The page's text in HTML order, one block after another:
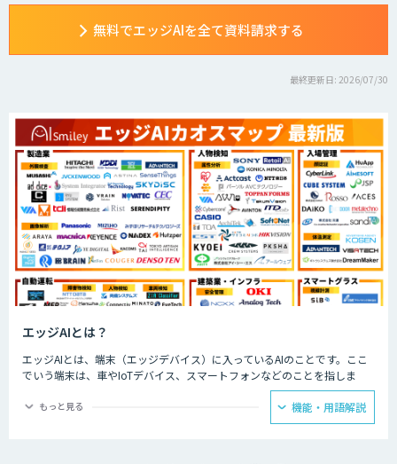
無料でエッジAIを全て資料請求する
最終更新日: 2026/07/30
エッジAIとは？
エッジAIとは、端末（エッジデバイス）に入っているAIのことです。ここ
でいう端末は、車やIoTデバイス、スマートフォンなどのことを指しま
す。そのような端末自体、もしくは端末の近くのサーバーに搭載されたAI
のことを、エッジAIと呼びます。
もっと見る 機能・用語解説